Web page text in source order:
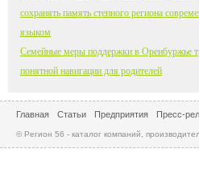
сохранять память степного региона
языком
Семейные меры поддержки в Оренбуржье
понятной навигации для родителей
Главная Статьи Предприятия Пресс-
© Регион 56 - каталог компаний,